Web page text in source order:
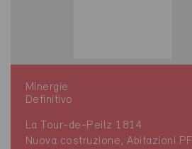
Minergie
Definitivo
La Tour-de-Peilz 1814
Nuova costruzione, Abitazioni PF